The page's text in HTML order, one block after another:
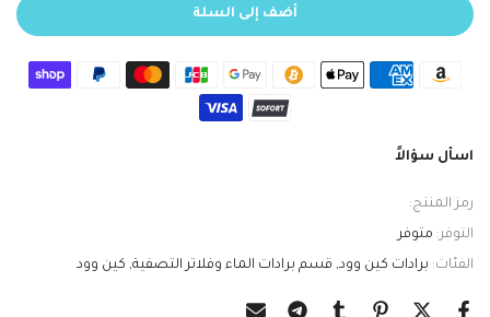
أضف إلى السلة
اسأل سؤالاً
رمز المنتج:
التوفر: متوفر
الفئات: برادات كين وود قسم برادات الماء وفلاتر التصفية كين وود